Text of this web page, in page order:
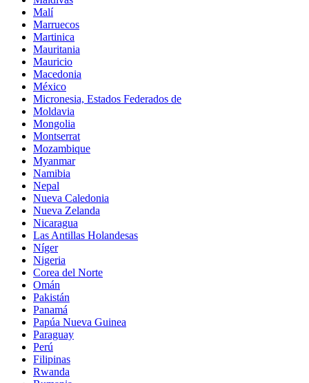
Malí
Marruecos
Martinica
Mauritania
Mauricio
Macedonia
México
Micronesia, Estados Federados de
Moldavia
Mongolia
Montserrat
Mozambique
Myanmar
Namibia
Nepal
Nueva Caledonia
Nueva Zelanda
Nicaragua
Las Antillas Holandesas
Níger
Nigeria
Corea del Norte
Omán
Pakistán
Panamá
Papúa Nueva Guinea
Paraguay
Perú
Filipinas
Rwanda